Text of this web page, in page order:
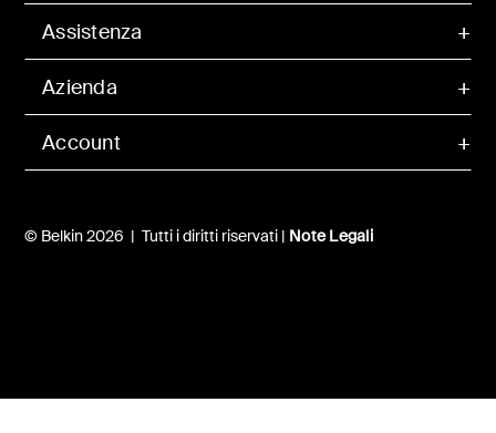
Account
Assistenza
Azienda
© Belkin 2026 | Tutti i diritti riservati | Note Legali